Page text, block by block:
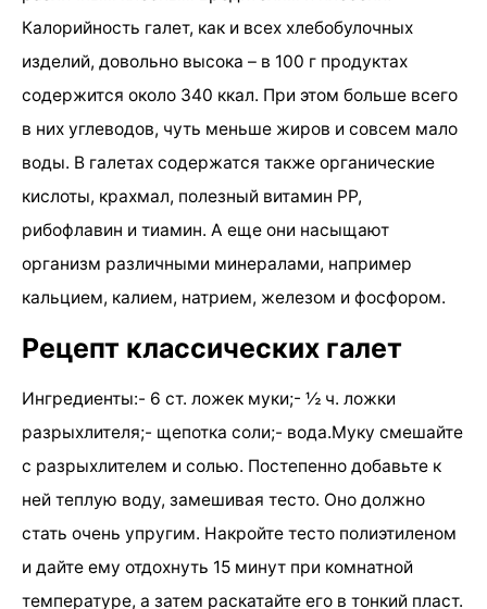
Калорийность галет, как и всех хлебобулочных
изделий, довольно высока – в 100 г продуктах
содержится около 340 ккал. При этом больше всего
в них углеводов, чуть меньше жиров и совсем мало
воды. В галетах содержатся также органические
кислоты, крахмал, полезный витамин РР,
рибофлавин и тиамин. А еще они насыщают
организм различными минералами, например
кальцием, калием, натрием, железом и фосфором.
Рецепт классических галет
Ингредиенты:- 6 ст. ложек муки;- ½ ч. ложки
разрыхлителя;- щепотка соли;- вода.Муку смешайте
с разрыхлителем и солью. Постепенно добавьте к
ней теплую воду, замешивая тесто. Оно должно
стать очень упругим. Накройте тесто полиэтиленом
и дайте ему отдохнуть 15 минут при комнатной
температуре, а затем раскатайте его в тонкий пласт.